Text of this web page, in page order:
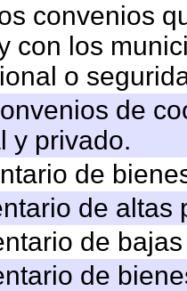
convenios
con los
o
de
y privado.
de
de
de
de